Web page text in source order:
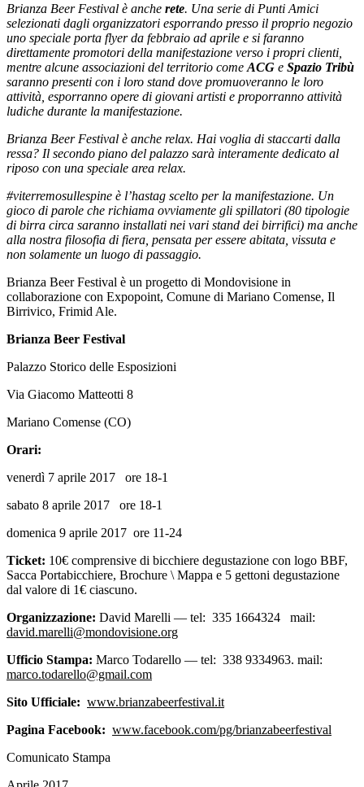
Brianza Beer Festival è anche rete. Una serie di Punti Amici
selezionati dagli organizzatori esporrando presso il proprio negozio
uno speciale porta flyer da febbraio ad aprile e si faranno
direttamente promotori della manifestazione verso i propri clienti,
mentre alcune associazioni del territorio come ACG e Spazio Tribù
saranno presenti con i loro stand dove promuoveranno le loro
attività, esporranno opere di giovani artisti e proporranno attività
ludiche durante la manifestazione.
Brianza Beer Festival è anche relax. Hai voglia di staccarti dalla
ressa? Il secondo piano del palazzo sarà interamente dedicato al
riposo con una speciale area relax.
#viterremosullespine è l’hastag scelto per la manifestazione. Un
gioco di parole che richiama ovviamente gli spillatori (80 tipologie
di birra circa saranno installati nei vari stand dei birrifici) ma anche
alla nostra filosofia di fiera, pensata per essere abitata, vissuta e
non solamente un luogo di passaggio.
Brianza Beer Festival è un progetto di Mondovisione in
collaborazione con Expopoint, Comune di Mariano Comense, Il
Birrivico, Frimid Ale.
Brianza Beer Festival
Palazzo Storico delle Esposizioni
Via Giacomo Matteotti 8
Mariano Comense (CO)
Orari:
venerdì 7 aprile 2017 ore 18-1
sabato 8 aprile 2017 ore 18-1
domenica 9 aprile 2017 ore 11-24
Ticket: 10€ comprensive di bicchiere degustazione con logo BBF,
Sacca Portabicchiere, Brochure \ Mappa e 5 gettoni degustazione
dal valore di 1€ ciascuno.
Organizzazione: David Marelli — tel: 335 1664324 mail:
david.marelli@mondovisione.org
Ufficio Stampa: Marco Todarello — tel: 338 9334963. mail:
marco.todarello@gmail.com
Sito Ufficiale: www.brianzabeerfestival.it
Pagina Facebook: www.facebook.com/pg/brianzabeerfestival
Comunicato Stampa